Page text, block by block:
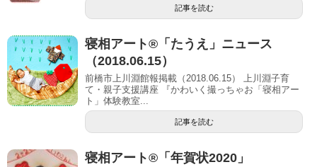
記事を読む
寝相アート®「たうえ」ニュース
（2018.06.15）
前橋市上川淵館報掲載（2018.06.15） 上川淵子育
て・親子支援講座 『かわいく撮っちゃお「寝相アー
ト」体験教室...
記事を読む
寝相アート®︎「年賀状2020」